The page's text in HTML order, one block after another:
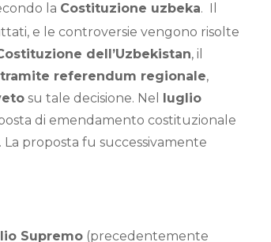
la Costituzione uzbeka.
e le controversie vengono risolte
dell’Uzbekistan, il
referendum regionale,
su tale decisione. Nel
luglio
di emendamento costituzionale
proposta fu successivamente
Supremo (precedentemente